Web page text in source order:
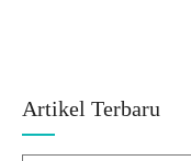
Artikel Terbaru